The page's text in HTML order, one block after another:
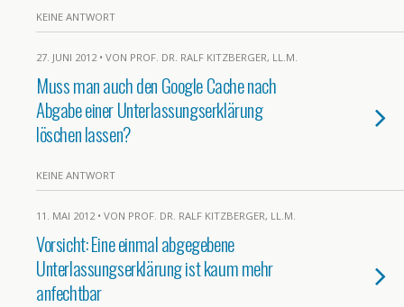
KEINE ANTWORT
27. JUNI 2012 • VON PROF. DR. RALF KITZBERGER, LL.M.
Muss man auch den Google Cache nach
Abgabe einer Unterlassungserklärung
löschen lassen?
KEINE ANTWORT
11. MAI 2012 • VON PROF. DR. RALF KITZBERGER, LL.M.
Vorsicht: Eine einmal abgegebene
Unterlassungserklärung ist kaum mehr
anfechtbar